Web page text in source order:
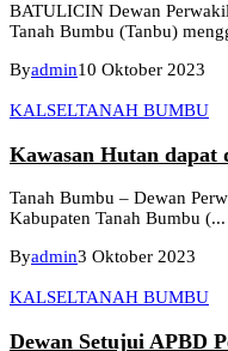
BATULICIN Dewan
Tanah Bumbu (Tanbu)
Byadmin10 Oktober 2023
KALSELTANAH BUMBU
Kawasan Hutan dapat
Tanah Bumbu – Dewan
Kabupaten Tanah Bumbu (...
Byadmin3 Oktober 2023
KALSELTANAH BUMBU
Dewan Setujui APBD